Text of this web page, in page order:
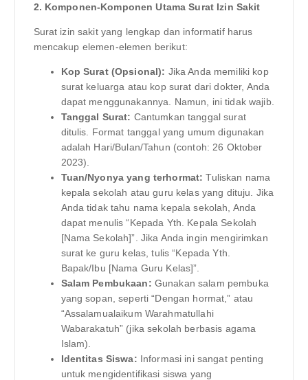
2. Komponen-Komponen Utama Surat Izin Sakit
Surat izin sakit yang lengkap dan informatif harus
mencakup elemen-elemen berikut:
Kop Surat (Opsional): Jika Anda memiliki kop
surat keluarga atau kop surat dari dokter, Anda
dapat menggunakannya. Namun, ini tidak wajib.
Tanggal Surat: Cantumkan tanggal surat
ditulis. Format tanggal yang umum digunakan
adalah Hari/Bulan/Tahun (contoh: 26 Oktober
2023).
Tuan/Nyonya yang terhormat: Tuliskan nama
kepala sekolah atau guru kelas yang dituju. Jika
Anda tidak tahu nama kepala sekolah, Anda
dapat menulis “Kepada Yth. Kepala Sekolah
[Nama Sekolah]”. Jika Anda ingin mengirimkan
surat ke guru kelas, tulis “Kepada Yth.
Bapak/Ibu [Nama Guru Kelas]”.
Salam Pembukaan: Gunakan salam pembuka
yang sopan, seperti “Dengan hormat,” atau
“Assalamualaikum Warahmatullahi
Wabarakatuh” (jika sekolah berbasis agama
Islam).
Identitas Siswa: Informasi ini sangat penting
untuk mengidentifikasi siswa yang